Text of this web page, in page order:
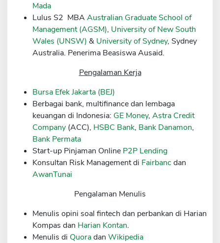
Broker Forex
Sekuritas Saham
Bank Digital
Crypto
Exchange
Asuransi
Asuransi Jiwa
Asuransi Kesehatan
Asuransi Syariah
Mada
Lulus S2 MBAAustralian Graduate School of
Management (AGSM), University of New South
Wales (UNSW) & University of Sydney, Sydney
Australia. Penerima Beasiswa Ausaid.
Pengalaman Kerja
Bursa Efek Jakarta (BEJ)
Berbagai bank, multifinance dan lembaga
keuangan di Indonesia: GE Money,Astra Credit
Company (ACC), HSBC Bank, Bank Danamon,
Bank Permata
Start-up Pinjaman Online P2P Lending
Konsultan Risk Management di Fairbancdan
AwanTunai
Pengalaman Menulis
Menulis opini soal fintech dan perbankan di Harian
Kompas dan Harian Kontan.
Menulis di QuoradanWikipedia